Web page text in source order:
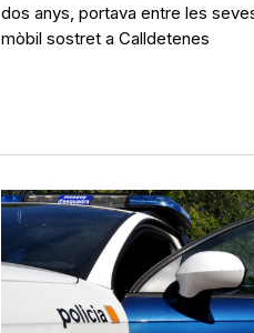
dos anys, portava entre les
mòbil sostret a Calldetenes